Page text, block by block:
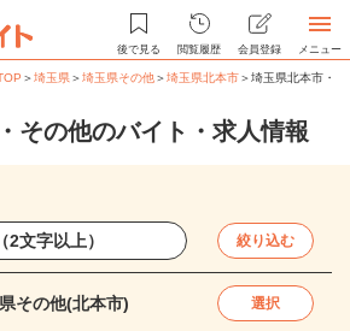
後で見る 閲覧履歴 会員登録 メニュー
＞埼玉県＞埼玉県その他＞埼玉県北本市＞埼玉県北本市・
その他のバイト・求人情報
絞り込む
その他(北本市) 選択